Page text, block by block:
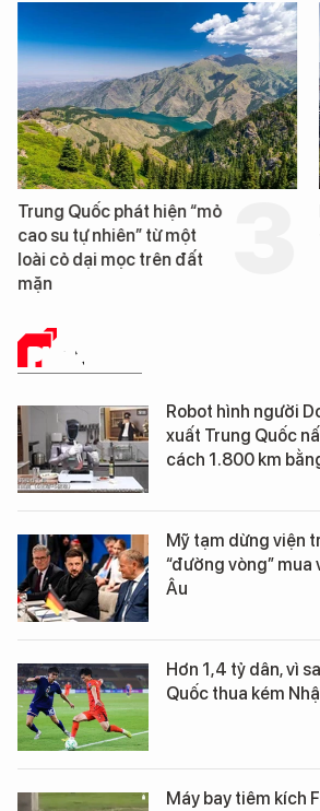
Trung Quốc phát hiện “mỏ
cao su tự nhiên” từ một
loài cỏ dại mọc trên đất
mặn
PHÂN TÍCH
Robot hình người
xuất Trung Quốc
cách 1.800 km
Mỹ tạm dừng viện
“đường vòng” mua
Âu
Hơn 1,4 tỷ dân, vì
Quốc thua kém
Máy bay tiêm kích